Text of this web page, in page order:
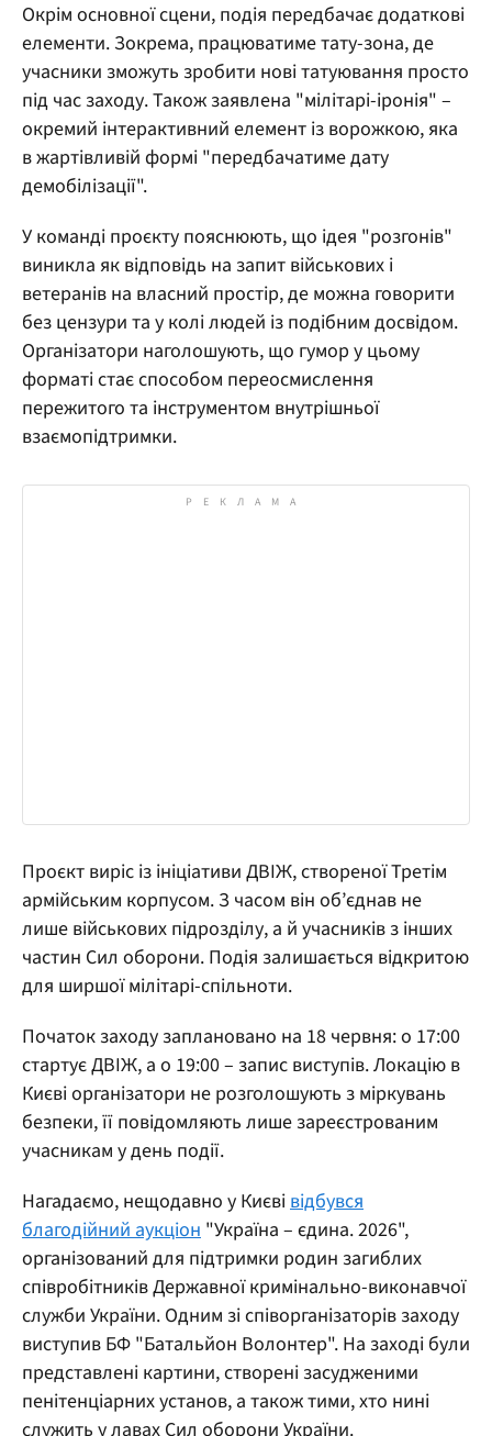
Окрім основної сцени, подія передбачає додаткові
елементи. Зокрема, працюватиме тату-зона, де
учасники зможуть зробити нові татуювання просто
під час заходу. Також заявлена "мілітарі-іронія" –
окремий інтерактивний елемент із ворожкою, яка
в жартівливій формі "передбачатиме дату
демобілізації".
У команді проєкту пояснюють, що ідея "розгонів"
виникла як відповідь на запит військових і
ветеранів на власний простір, де можна говорити
без цензури та у колі людей із подібним досвідом.
Організатори наголошують, що гумор у цьому
форматі стає способом переосмислення
пережитого та інструментом внутрішньої
взаємопідтримки.
Проєкт виріс із ініціативи ДВІЖ, створеної Третім
армійським корпусом. З часом він об’єднав не
лише військових підрозділу, а й учасників з інших
частин Сил оборони. Подія залишається відкритою
для ширшої мілітарі-спільноти.
Початок заходу заплановано на 18 червня: о 17:00
стартує ДВІЖ, а о 19:00 – запис виступів. Локацію в
Києві організатори не розголошують з міркувань
безпеки, її повідомляють лише зареєстрованим
учасникам у день події.
Нагадаємо, нещодавно у Києвівідбувся
благодійний аукціон "Україна – єдина. 2026",
організований для підтримки родин загиблих
співробітників Державної кримінально-виконавчої
служби України. Одним зі співорганізаторів заходу
виступив БФ "Батальйон Волонтер". На заході були
представлені картини, створені засудженими
пенітенціарних установ, а також тими, хто нині
служить у лавах Сил оборони України.